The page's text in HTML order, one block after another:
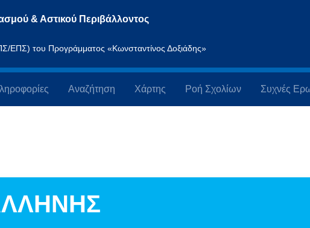
& Αστικού Περιβάλλοντος
ΕΠΣ) του Προγράμματος «Κωνσταντίνος Δοξιάδης»
Αναζήτηση Χάρτης Ροή Σχολίων Συχνές